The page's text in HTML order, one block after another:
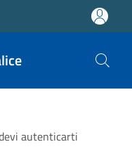
autenticarti